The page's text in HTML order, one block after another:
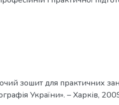
зошит для практичних
України». – Харків,